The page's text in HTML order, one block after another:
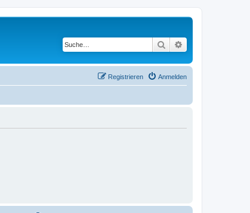
Suche
Anmelden
Registrieren